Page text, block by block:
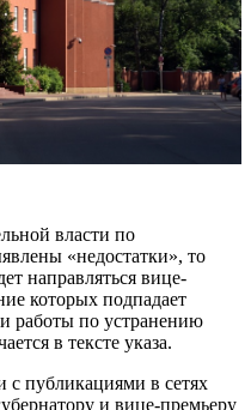
власти по
«недостатки», то
направляться вице-
которых подпадает
работы по устранению
в тексте указа.
с публикациями в сетях
и вице-премьеру